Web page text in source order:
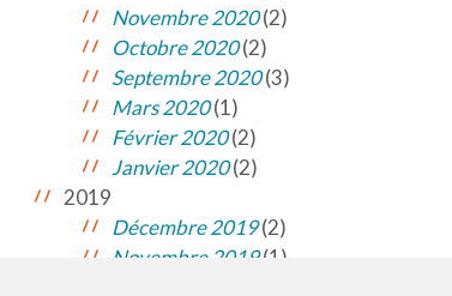
Novembre 2020(2)
Octobre 2020(2)
Septembre 2020(3)
Mars 2020(1)
Février 2020(2)
Janvier 2020(2)
2019
Décembre 2019(2)
Novembre 2019(1)